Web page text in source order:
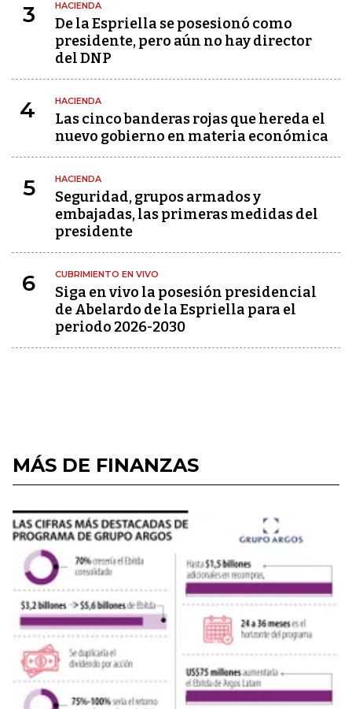
3 HACIENDA
De la Espriella se posesionó como
presidente, pero aún no hay director
del DNP
4 HACIENDA
Las cinco banderas rojas que hereda el
nuevo gobierno en materia económica
5 HACIENDA
Seguridad, grupos armados y
embajadas, las primeras medidas del
presidente
6 CUBRIMIENTO EN VIVO
Siga en vivo la posesión presidencial
de Abelardo de la Espriella para el
periodo 2026-2030
MÁS DE FINANZAS